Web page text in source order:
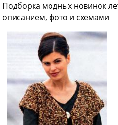
Подборка модных новинок
описанием, фото и схемами